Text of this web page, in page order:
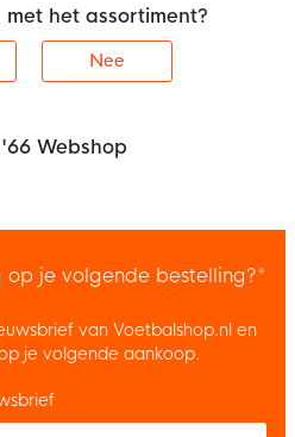
het assortiment?
Nee
Webshop
op je volgende bestelling?*
van Voetbalshop.nl en
je volgende aankoop.
the privacy policy to subscribe to